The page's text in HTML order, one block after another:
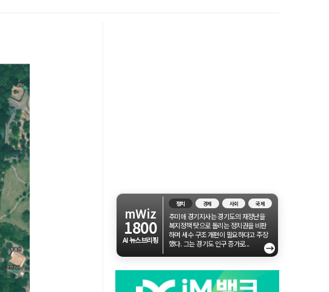
mWiz
1800
AI 뉴스브리핑
정치 경제 사회 국제
추미애 경기지사는 경기도의 재정난을
복지정책 탓으로 돌리는 정치권을 비판
하며 세수 구조 개편이 필요하다고 주장
했다. 그는 경기도 인구 증가로...
→